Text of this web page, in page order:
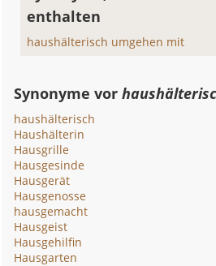
enthalten
haushälterisch umgehen mit
Synonyme vor
haushälterisch
Haushälterin
Hausgrille
Hausgesinde
Hausgerät
Hausgenosse
hausgemacht
Hausgeist
Hausgehilfin
Hausgarten